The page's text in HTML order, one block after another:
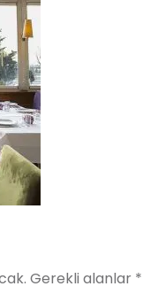
Gerekli alanlar *